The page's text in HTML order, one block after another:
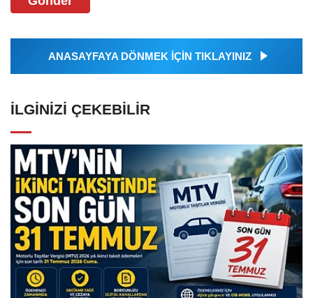
ANASAYFAYA DÖNMEK İÇİN TIKLAYINIZ
İLGINIZI ÇEKEBILIR